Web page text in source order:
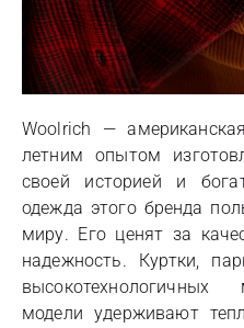
Woolrich —
летним опытом
своей историей и
одежда этого бренда
миру. Его ценят за
надежность. Куртки,
модели удерживают